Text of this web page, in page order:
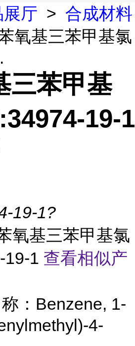
展厅 > 合成材料
氧基三苯甲基氯
三苯甲基
19-1
19-1?
氧基三苯甲基氯
19-1 查看相似产
：Benzene, 1-
4-